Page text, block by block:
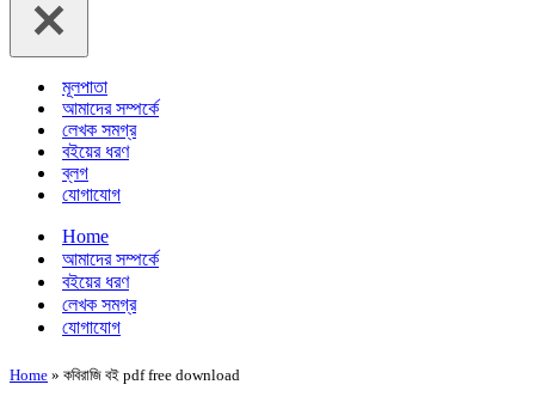
মূলপাতা
আমাদের সম্পর্কে
লেখক সমগ্র
বইয়ের ধরণ
ব্লগ
যোগাযোগ
Home
আমাদের সম্পর্কে
বইয়ের ধরণ
লেখক সমগ্র
যোগাযোগ
Home » কবিরাজি বই pdf free download